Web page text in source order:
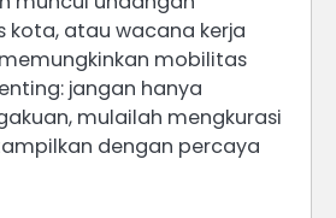
kota, atau wacana kerja
mobilitas
jangan hanya
mulailah mengkurasi
dengan percaya